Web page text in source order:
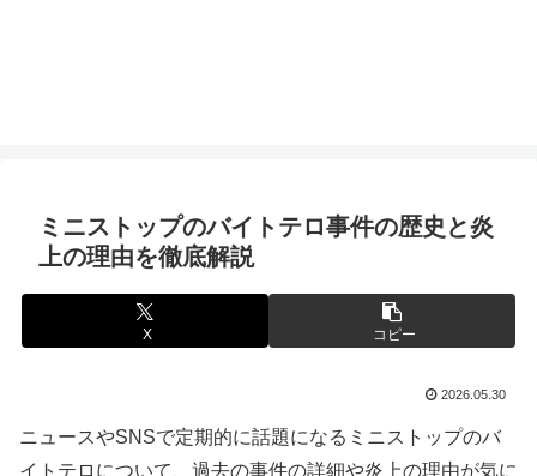
ミニストップのバイトテロ事件の歴史と炎
上の理由を徹底解説
X コピー
2026.05.30
ニュースやSNSで定期的に話題になるミニストップのバ
イトテロについて、過去の事件の詳細や炎上の理由が気に